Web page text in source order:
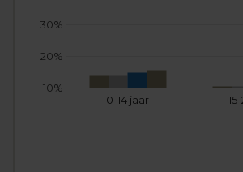
0-14 jaar
10%
20%
30%